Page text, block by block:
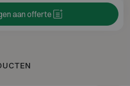
aan offerte